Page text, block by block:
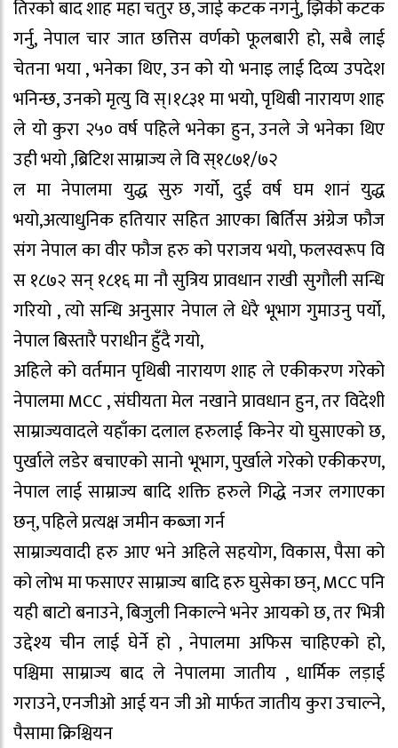
तिरको बाद शाह महा चतुर छ, जाई कटक नगर्नु, झिकी कटक
गर्नु, नेपाल चार जात छत्तिस वर्णको फूलबारी हो, सबै लाई
चेतना भया , भनेका थिए, उन को यो भनाइ लाई दिव्य उपदेश
भनिन्छ, उनको मृत्यु वि स्।१८३१ मा भयो, पृथिबी नारायण शाह
ले यो कुरा २५० वर्ष पहिले भनेका हुन, उनले जे भनेका थिए
उही भयो ,ब्रिटिश साम्राज्य ले वि स्१८७१/७२
ल मा नेपालमा युद्ध सुरु गर्यो, दुई वर्ष घम शानं युद्ध
भयो,अत्याधुनिक हतियार सहित आएका बिर्तिस अंग्रेज फौज
संग नेपाल का वीर फौज हरु को पराजय भयो, फलस्वरूप वि
स १८७२ सन् १८१६ मा नौ सुत्रिय प्रावधान राखी सुगौली सन्धि
गरियो , त्यो सन्धि अनुसार नेपाल ले धेरै भूभाग गुमाउनु पर्यो,
नेपाल बिस्तारै पराधीन हुँदै गयो,
अहिले को वर्तमान पृथिबी नारायण शाह ले एकीकरण गरेको
नेपालमा MCC , संघीयता मेल नखाने प्रावधान हुन, तर विदेशी
साम्राज्यवादले यहाँका दलाल हरुलाई किनेर यो घुसाएको छ,
पुर्खाले लडेर बचाएको सानो भूभाग, पुर्खाले गरेको एकीकरण,
नेपाल लाई साम्राज्य बादि शक्ति हरुले गिद्धे नजर लगाएका
छन्, पहिले प्रत्यक्ष जमीन कब्जा गर्न
साम्राज्यवादी हरु आए भने अहिले सहयोग, विकास, पैसा को
को लोभ मा फसाएर साम्राज्य बादि हरु घुसेका छन्, MCC पनि
यही बाटो बनाउने, बिजुली निकाल्ने भनेर आयको छ, तर भित्री
उद्देश्य चीन लाई घेर्ने हो , नेपालमा अफिस चाहिएको हो,
पश्चिमा साम्राज्य बाद ले नेपालमा जातीय , धार्मिक लड़ाई
गराउने, एनजीओ आई यन जी ओ मार्फत जातीय कुरा उचाल्ने,
पैसामा क्रिश्चियन